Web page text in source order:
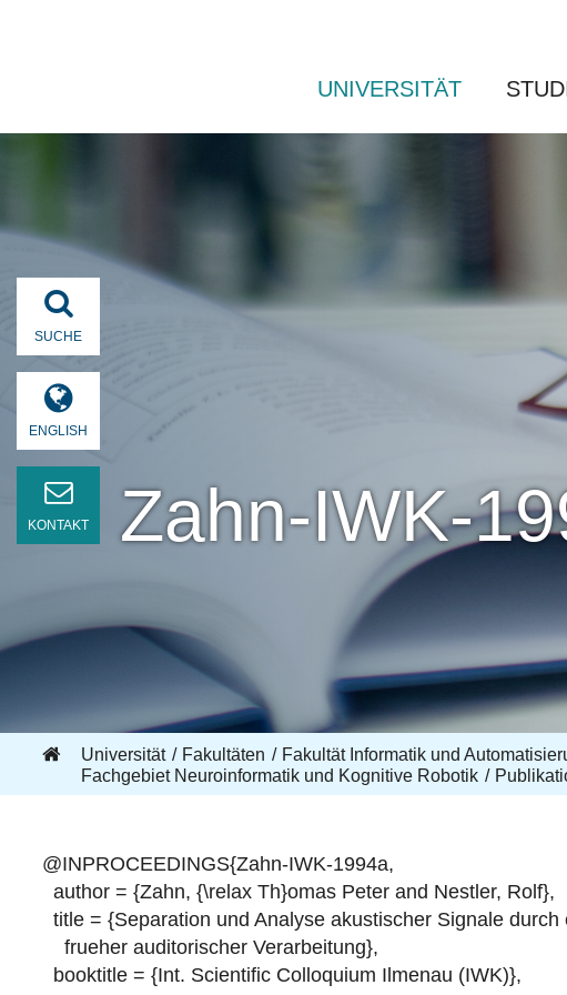
UNIVERSITÄT
SUCHE
ENGLISH
KONTAKT Zahn-IWK-
Universität Fakultäten Fakultät Informatik und
Fachgebiet Neuroinformatik und Kognitive Robotik
@INPROCEEDINGS{Zahn-IWK-1994a,
author = {Zahn, {\relax Th}omas Peter and Nestler, Rolf},
title = {Separation und Analyse akustischer Signale durch
frueher auditorischer Verarbeitung},
booktitle = {Int. Scientific Colloquium Ilmenau (IWK)},